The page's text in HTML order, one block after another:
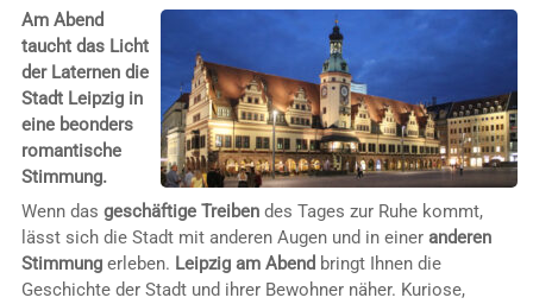
Am Abend
taucht das Licht
der Laternen die
Stadt Leipzig in
eine beonders
romantische
Stimmung.
Wenn das geschäftige Treibendes Tages zur Ruhe kommt,
lässt sich die Stadt mit anderen Augen und in einer anderen
Stimmungerleben. Leipzig am Abend bringt Ihnen die
Geschichte der Stadt und ihrer Bewohner näher. Kuriose,